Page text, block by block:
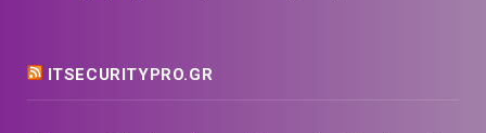
ITSECURITYPRO.GR